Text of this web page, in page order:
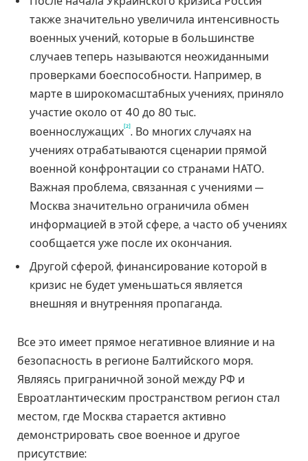
также значительно увеличила интенсивность
военных учений, которые в большинстве
случаев теперь называются неожиданными
проверками боеспособности. Например, в
марте в широкомасштабных учениях, приняло
участие около от 40 до 80 тыс.
военнослужащих[2]. Во многих случаях на
учениях отрабатываются сценарии прямой
военной конфронтации со странами НАТО.
Важная проблема, связанная с учениями —
Москва значительно ограничила обмен
информацией в этой сфере, а часто об учениях
сообщается уже после их окончания.
Другой сферой, финансирование которой в
кризис не будет уменьшаться является
внешняя и внутренняя пропаганда.
Все это имеет прямое негативное влияние и на
безопасность в регионе Балтийского моря.
Являясь приграничной зоной между РФ и
Евроатлантическим пространством регион стал
местом, где Москва старается активно
демонстрировать свое военное и другое
присутствие: